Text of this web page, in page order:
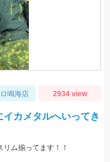
鳴海店 2934 view
カメタルへいってき
ム揃ってます！！